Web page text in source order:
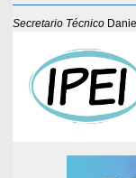
Secretario Técnico